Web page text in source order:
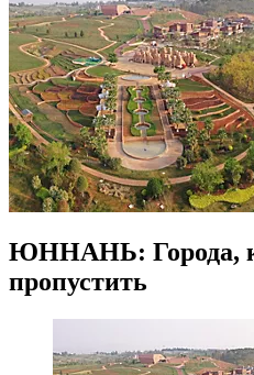
ЮННАНЬ: Города,
пропустить